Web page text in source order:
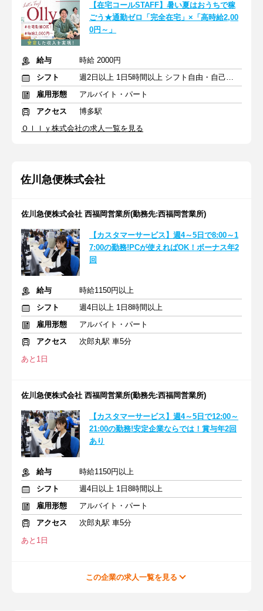
【在宅コールSTAFF】暑い夏はおうちで稼
ごう★通勤ゼロ「完全在宅」×「高時給2,00
0円～」
給与
時給 2000円
シフト
週2日以上 1日5時間以上 シフト自由・自己申告
雇用形態
アルバイト・パート
アクセス
博多駅
Ｏｌｌｙ株式会社の求人一覧を見る
佐川急便株式会社
佐川急便株式会社 西福岡営業所(勤務先:西福岡営業所)
【カスタマーサービス】週4～5日で8:00～1
7:00の勤務!PCが使えればOK！ボーナス年2
回
給与
時給1150円以上
シフト
週4日以上 1日8時間以上
雇用形態
アルバイト・パート
アクセス
次郎丸駅 車5分
あと1日
佐川急便株式会社 西福岡営業所(勤務先:西福岡営業所)
【カスタマーサービス】週4～5日で12:00～
21:00の勤務!安定企業ならでは！賞与年2回
あり
給与
時給1150円以上
シフト
週4日以上 1日8時間以上
雇用形態
アルバイト・パート
アクセス
次郎丸駅 車5分
あと1日
この企業の求人一覧を見る